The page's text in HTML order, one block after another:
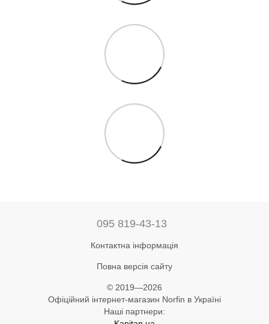
095 819-43-13
Контактна інформація
Повна версія сайту
© 2019—2026
Офіційний інтернет-магазин Norfin в Україні
Наші партнери: